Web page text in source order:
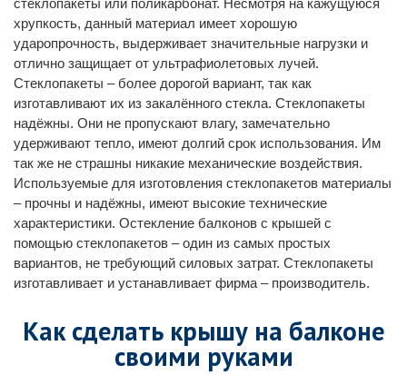
стеклопакеты или поликарбонат. Несмотря на кажущуюся
хрупкость, данный материал имеет хорошую
ударопрочность, выдерживает значительные нагрузки и
отлично защищает от ультрафиолетовых лучей.
Стеклопакеты – более дорогой вариант, так как
изготавливают их из закалённого стекла. Стеклопакеты
надёжны. Они не пропускают влагу, замечательно
удерживают тепло, имеют долгий срок использования. Им
так же не страшны никакие механические воздействия.
Используемые для изготовления стеклопакетов материалы
– прочны и надёжны, имеют высокие технические
характеристики. Остекление балконов с крышей с
помощью стеклопакетов – один из самых простых
вариантов, не требующий силовых затрат. Стеклопакеты
изготавливает и устанавливает фирма – производитель.
Как сделать крышу на балконе
своими руками